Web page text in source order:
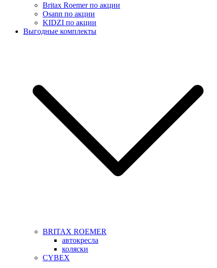
Britax Roemer по акции
Osann по акции
KIDZI по акции
Выгодные комплекты
BRITAX ROEMER
автокресла
коляски
CYBEX